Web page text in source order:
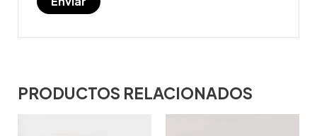
PRODUCTOS RELACIONADOS